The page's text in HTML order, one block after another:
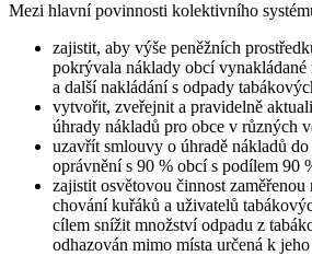
Mezi hlavní povinnosti kolektivního
zajistit, aby výše peněžních
pokrývala náklady obcí
a další nakládání s odpady
vytvořit, zveřejnit a pravidelně
úhrady nákladů pro obce v různých
uzavřít smlouvy o úhradě nákladů
oprávnění s 90 % obcí s podílem 90
zajistit osvětovou činnost
chování kuřáků a uživatelů
cílem snížit množství odpadu z
odhazován mimo místa určená k